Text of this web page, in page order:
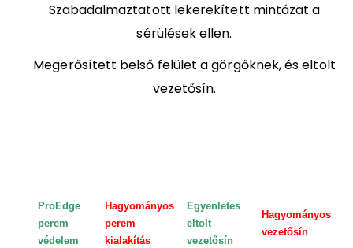
Szabadalmaztatott lekerekített mintázat a
sérülések ellen.
Megerősített belső felület a görgőknek, és eltolt
vezetősín.
ProEdge
perem
védelem
Hagyományos
perem
kialakítás
Egyenletes
e ltolt
vezetősín
Hagyományos
vezetősín